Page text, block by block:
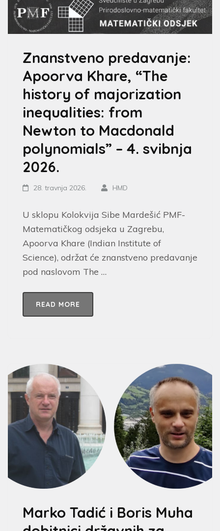
Znanstveno predavanje:
Apoorva Khare, “The
history of majorization
inequalities: from
Newton to Macdonald
polynomials” – 4. svibnja
2026.
28. travnja 2026. HMD
U sklopu Kolokvija Sibe Mardešić PMF-
Matematičkog odsjeka u Zagrebu,
Apoorva Khare (Indian Institute of
Science), održat će znanstveno predavanje
pod naslovom The …
READ MORE
Marko Tadić i Boris Muha